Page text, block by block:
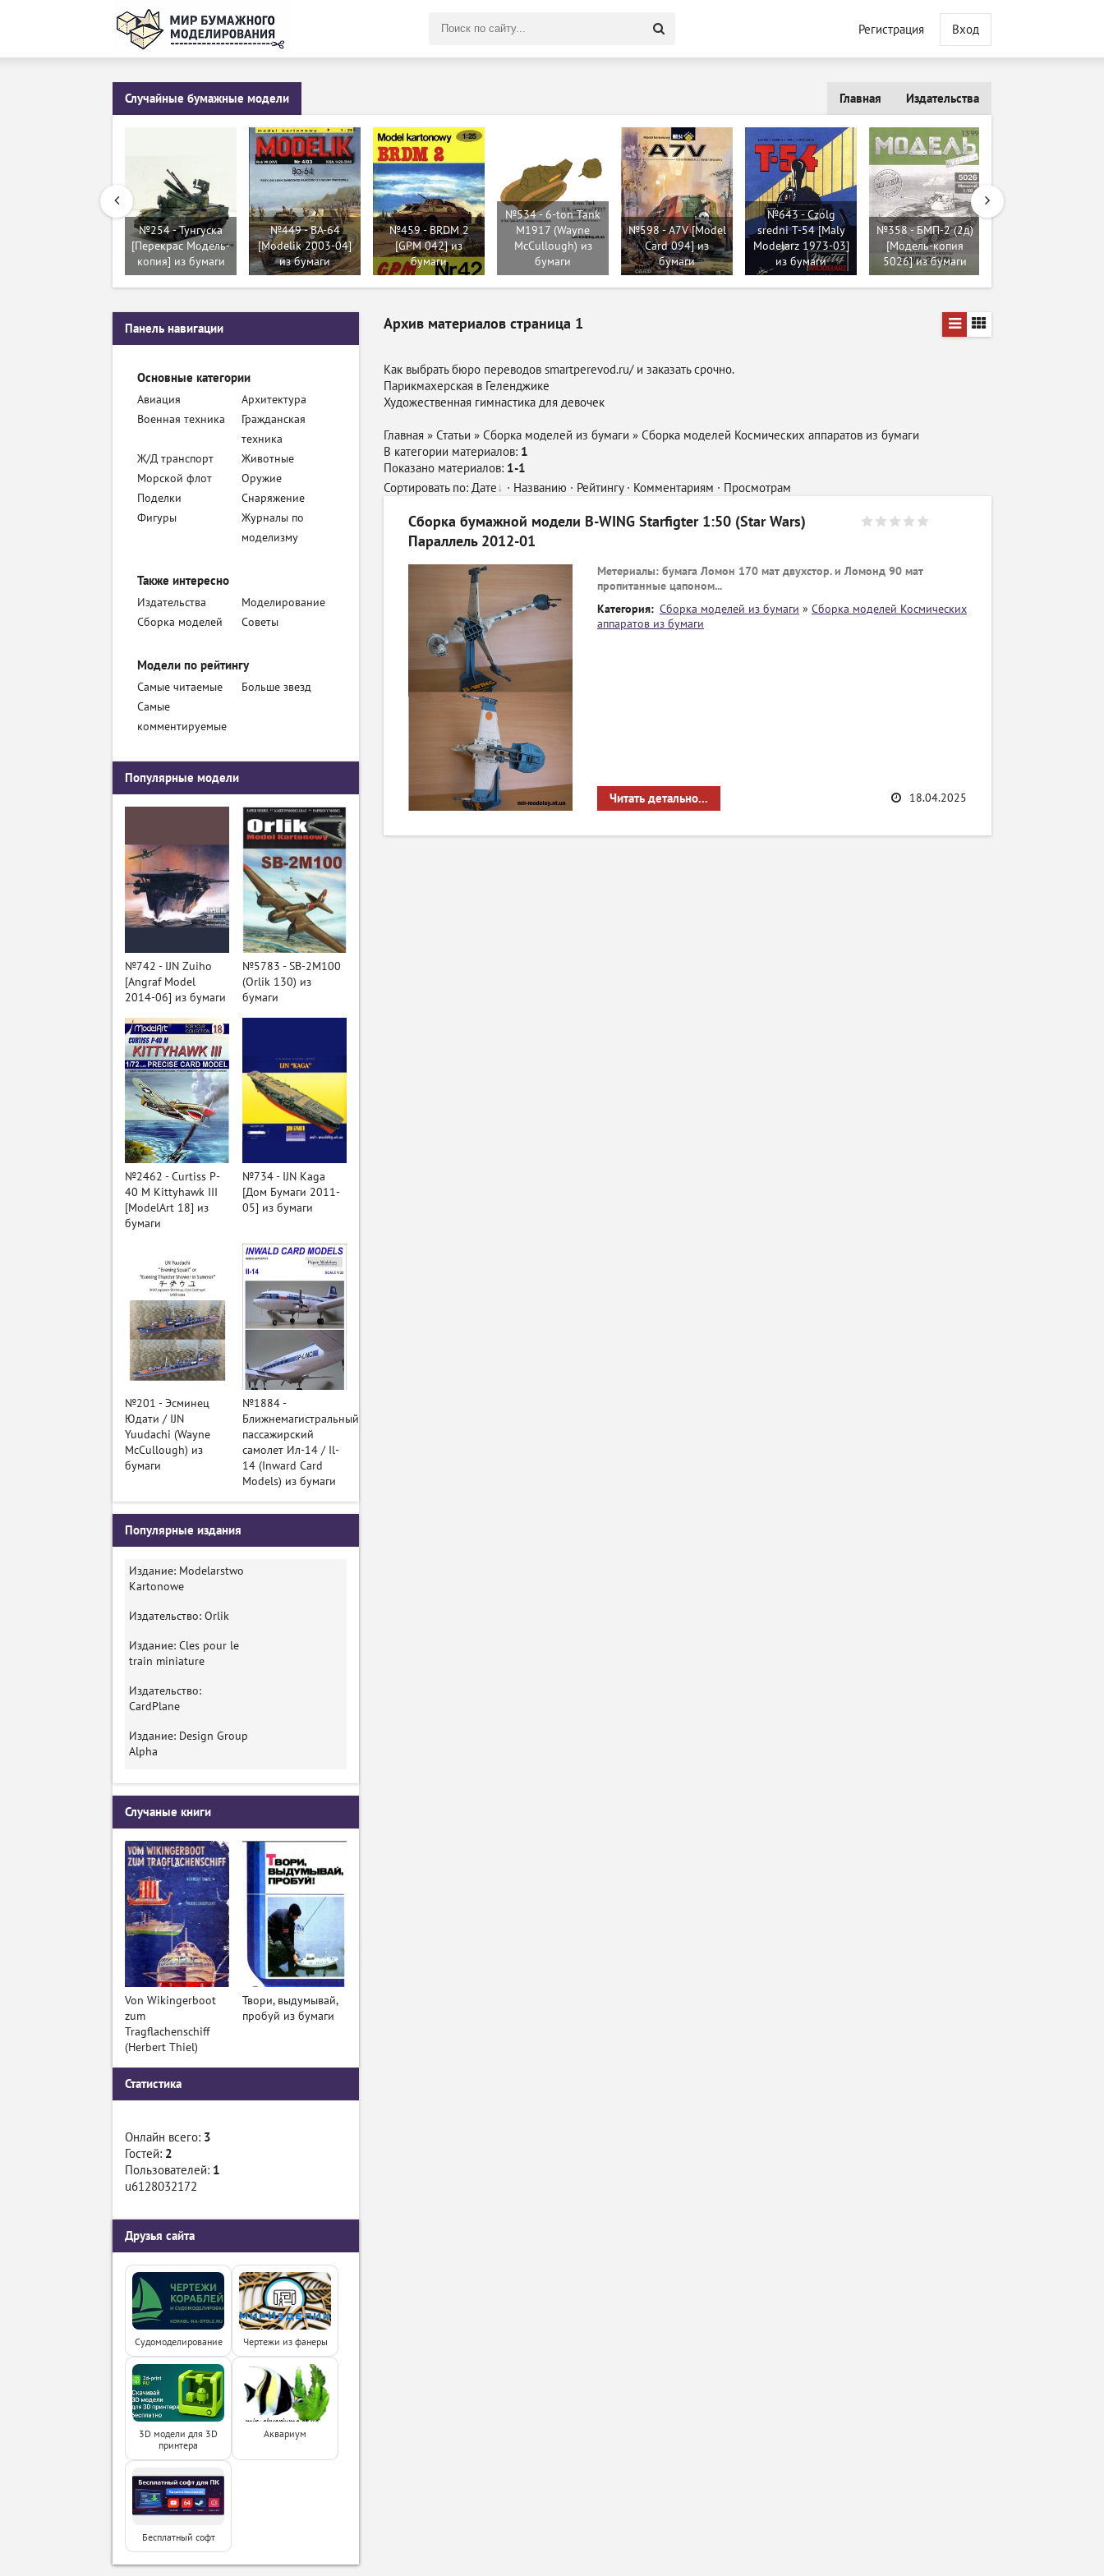
Регистрация Вход
Случайные бумажные модели Издательства
Главная
№254 - Тунгуска
[Перекрас Модель-
копия] из бумаги
№449 - BA-64
[Modelik 2003-04]
из бумаги
№459 - BRDM 2
[GPM 042] из
бумаги
№534 - 6-ton Tank
M1917 (Wayne
McCullough) из
бумаги
№598 - A7V [Model
Card 094] из
бумаги
№643 - Czolg
sredni T-54 [Maly
Modelarz 1973-03]
из бумаги
№358 - БМП-2 (2д)
[Модель-копия
5026] из бумаги
Архив материалов страница 1
Как выбрать бюро переводов smartperevod.ru/ и заказать срочно.
Парикмахерская в Геленджике
Художественная гимнастика для девочек
Главная » Статьи » Сборка моделей из бумаги » Сборка моделей Космических аппаратов из бумаги
В категории материалов: 1
Показано материалов: 1-1
Сортировать по: Дате · Названию · Рейтингу· Комментариям · Просмотрам
Сборка бумажной модели B-WING Starfigter 1:50 (Star Wars)
Параллель 2012-01
Метериалы: бумага Ломон 170 мат двухстор. и Ломонд 90 мат
пропитанные цапоном...
Категория: Сборка моделей из бумаги » Сборка моделей Космических
аппаратов из бумаги
Читать детально... 18.04.2025
Панель навигации
Основные категории
Авиация
Архитектура
Военная техника
Гражданская
техника
Ж/Д транспорт
Животные
Морской флот
Оружие
Поделки
Снаряжение
Фигуры
Журналы по
моделизму
Также интересно
Издательства
Моделирование
Сборка моделей
Советы
Модели по рейтингу
Самые читаемые
Больше звезд
Самые
комментируемые
Популярные модели
№742 - IJN Zuiho
[Angraf Model
2014-06] из бумаги
№5783 - SB-2M100
(Orlik 130) из
бумаги
№2462 - Curtiss P-
40 M Kittyhawk III
[ModelArt 18] из
бумаги
№734 - IJN Kaga
[Дом Бумаги 2011-
05] из бумаги
№201 - Эсминец
Юдати / IJN
Yuudachi (Wayne
McCullough) из
бумаги
№1884 -
Ближнемагистральный
пассажирский
самолет Ил-14 / Il-
14 (Inward Card
Models) из бумаги
Популярные издания
Издание: Modelarstwo
Kartonowe
Издательство: Orlik
Издание: Cles pour le
train miniature
Издательство:
CardPlane
Издание: Design Group
Alpha
Случаные книги
Von Wikingerboot
zum
Tragflachenschiff
(Herbert Thiel)
Твори, выдумывай,
пробуй из бумаги
Статистика
Онлайн всего: 3
Гостей: 2
Пользователей: 1
u6128032172
Друзья сайта
Судомоделирование Чертежи из фанеры
3D модели для 3D
принтера
Аквариум
Бесплатный софт